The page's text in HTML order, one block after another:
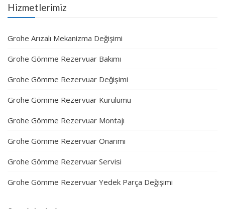
Hizmetlerimiz
Grohe Arızalı Mekanizma Değişimi
Grohe Gömme Rezervuar Bakımı
Grohe Gömme Rezervuar Değişimi
Grohe Gömme Rezervuar Kurulumu
Grohe Gömme Rezervuar Montajı
Grohe Gömme Rezervuar Onarımı
Grohe Gömme Rezervuar Servisi
Grohe Gömme Rezervuar Yedek Parça Değişimi